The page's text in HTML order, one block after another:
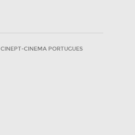
CINEPT-CINEMA PORTUGUES